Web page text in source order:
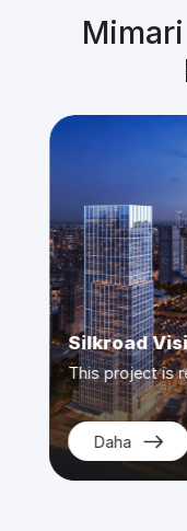
Silkroad
This project is
Daha